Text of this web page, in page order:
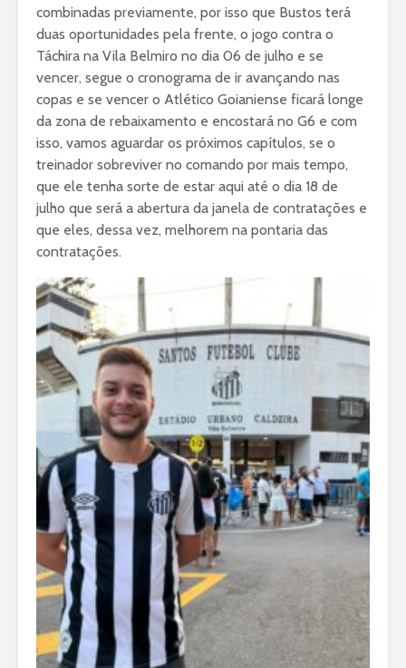
combinadas previamente, por isso que Bustos terá
duas oportunidades pela frente, o jogo contra o
Táchira na Vila Belmiro no dia 06 de julho e se
vencer, segue o cronograma de ir avançando nas
copas e se vencer o Atlético Goianiense ficará longe
da zona de rebaixamento e encostará no G6 e com
isso, vamos aguardar os próximos capítulos, se o
treinador sobreviver no comando por mais tempo,
que ele tenha sorte de estar aqui até o dia 18 de
julho que será a abertura da janela de contratações e
que eles, dessa vez, melhorem na pontaria das
contratações.